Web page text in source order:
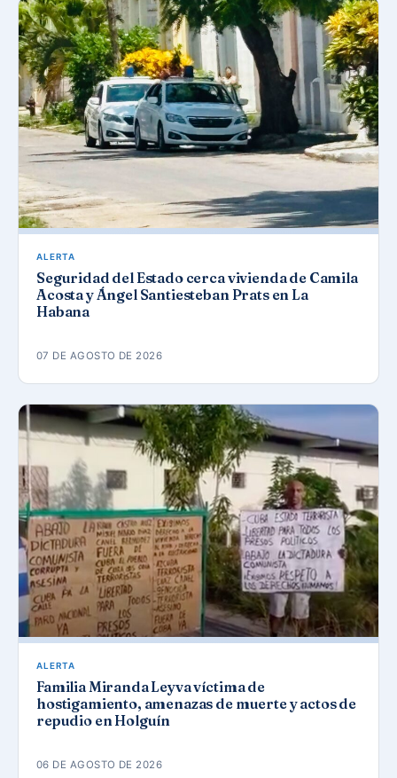
ALERTA
Seguridad del Estado cerca vivienda de Camila
Acosta y Ángel Santiesteban Prats en La
Habana
07 DE AGOSTO DE 2026
ALERTA
Familia Miranda Leyva víctima de
hostigamiento, amenazas de muerte y actos de
repudio en Holguín
06 DE AGOSTO DE 2026